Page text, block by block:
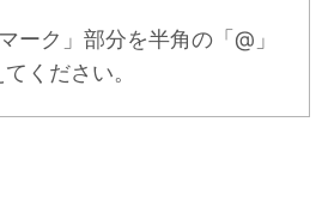
ーク」部分を半角の「@」
ください。